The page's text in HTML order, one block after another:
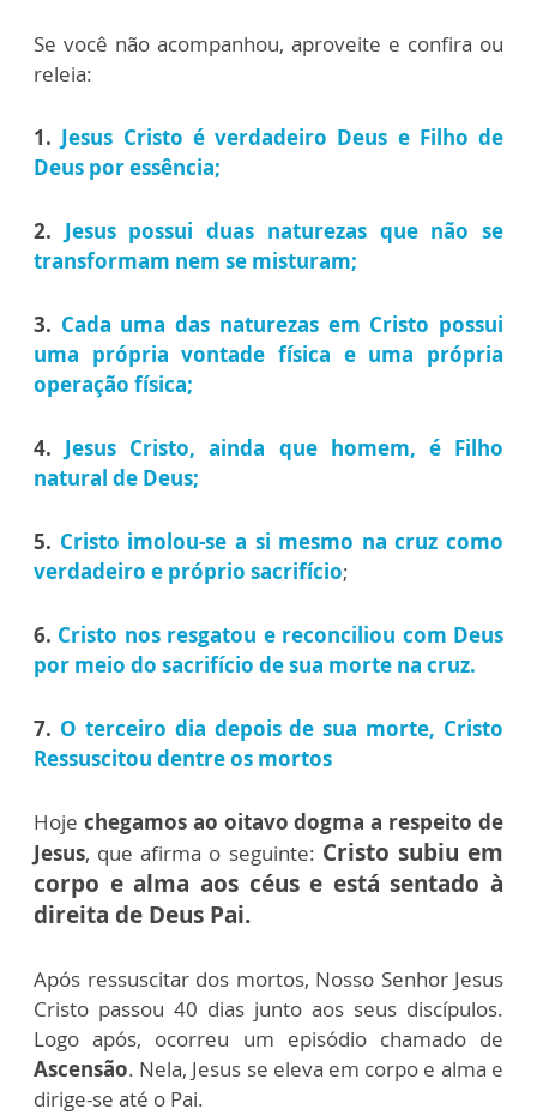
Se você não acompanhou, aproveite e confira ou
releia:
1. Jesus Cristo é verdadeiro Deus e Filho de
Deus por essência;
2. Jesus possui duas naturezas que não se
transformam nem se misturam;
3. Cada uma das naturezas em Cristo possui
uma própria vontade física e uma própria
operação física;
4. Jesus Cristo, ainda que homem, é Filho
natural de Deus;
5. Cristo imolou-se a si mesmo na cruz como
verdadeiro e próprio sacrifício;
6. Cristo nos resgatou e reconciliou com Deus
por meio do sacrifício de sua morte na cruz.
7. O terceiro dia depois de sua morte, Cristo
Ressuscitou dentre os mortos
Hoje chegamos ao oitavo dogma a respeito de
Jesus, que afirma o seguinte: Cristo subiu em
corpo e alma aos céus e está sentado à
direita de Deus Pai.
Após ressuscitar dos mortos, Nosso Senhor Jesus
Cristo passou 40 dias junto aos seus discípulos.
Logo após, ocorreu um episódio chamado de
Ascensão. Nela, Jesus se eleva em corpo e alma e
dirige-se até o Pai.